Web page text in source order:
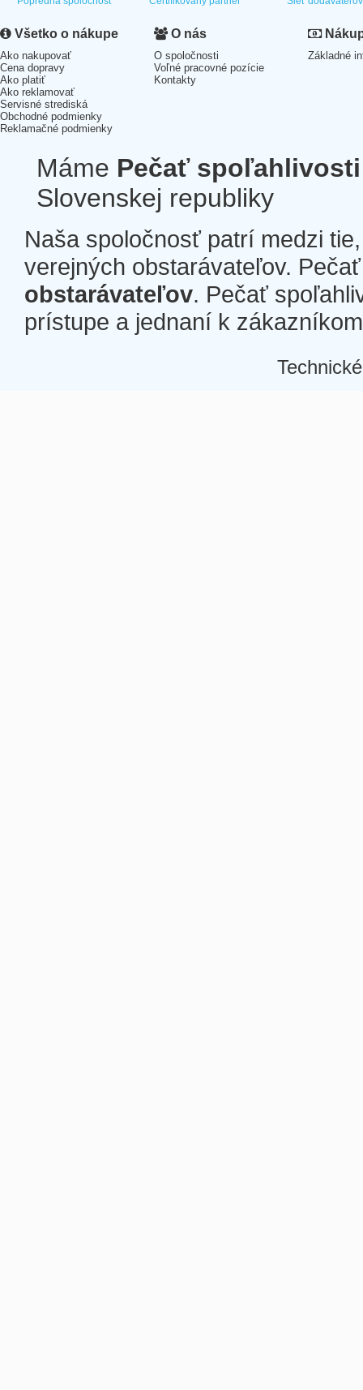
Všetko o nákupe
Ako nakupovať
Cena dopravy
Ako platiť
Ako reklamovať
Servisné strediská
Obchodné podmienky
Reklamačné podmienky
O nás
O spoločnosti
Voľné pracovné pozície
Kontakty
Základné
Máme Pečať spoľahlivosti
Slovenskej republiky
Naša spoločnosť patrí medzi
verejných obstarávateľov.
obstarávateľov. Pečať
prístupe a jednaní k